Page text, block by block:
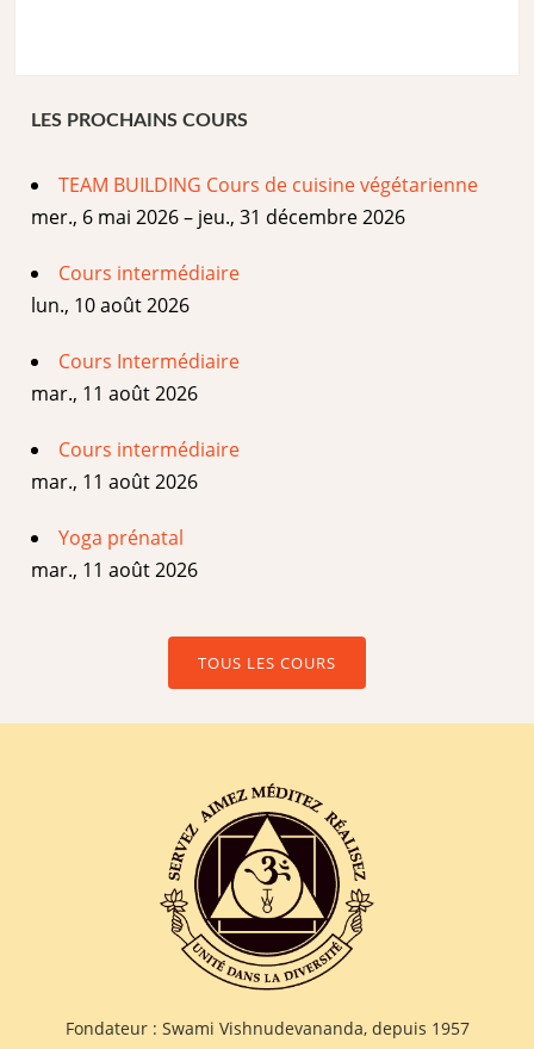
LES PROCHAINS COURS
TEAM BUILDING Cours de cuisine végétarienne
mer., 6 mai 2026 – jeu., 31 décembre 2026
Cours intermédiaire
lun., 10 août 2026
Cours Intermédiaire
mar., 11 août 2026
Cours intermédiaire
mar., 11 août 2026
Yoga prénatal
mar., 11 août 2026
TOUS LES COURS
Fondateur : Swami Vishnudevananda, depuis 1957